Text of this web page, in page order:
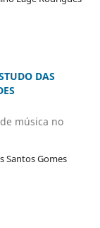
DAS
música no
Santos Gomes